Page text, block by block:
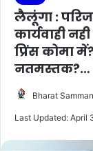
लैलूंगा :
कार्यवाही
प्रिंस कोमा
नतमस्तक?…
Bharat Samman
Last Updated: April